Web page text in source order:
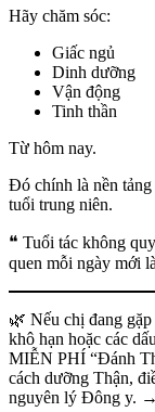
Hãy chăm sóc:
Giấc ngủ
Dinh dưỡng
Vận động
Tinh thần
Từ hôm nay.
Đó chính là nền
tuổi trung niên.
❝ Tuổi tác không
quen mỗi ngày mới
🌿 Nếu chị đang
khô hạn hoặc các
MIỄN PHÍ “Đánh
cách dưỡng Thận,
nguyên lý Đông